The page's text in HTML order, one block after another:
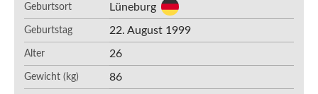
Geburtsort Lüneburg
Geburtstag 22. August 1999
Alter 26
Gewicht (kg) 86